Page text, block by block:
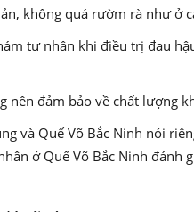
không quá rườm rà như ở
tư nhân khi điều trị đau
nên đảm bảo về chất lượng
và Quế Võ Bắc Ninh nói
ở Quế Võ Bắc Ninh đánh